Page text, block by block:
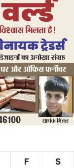
F S